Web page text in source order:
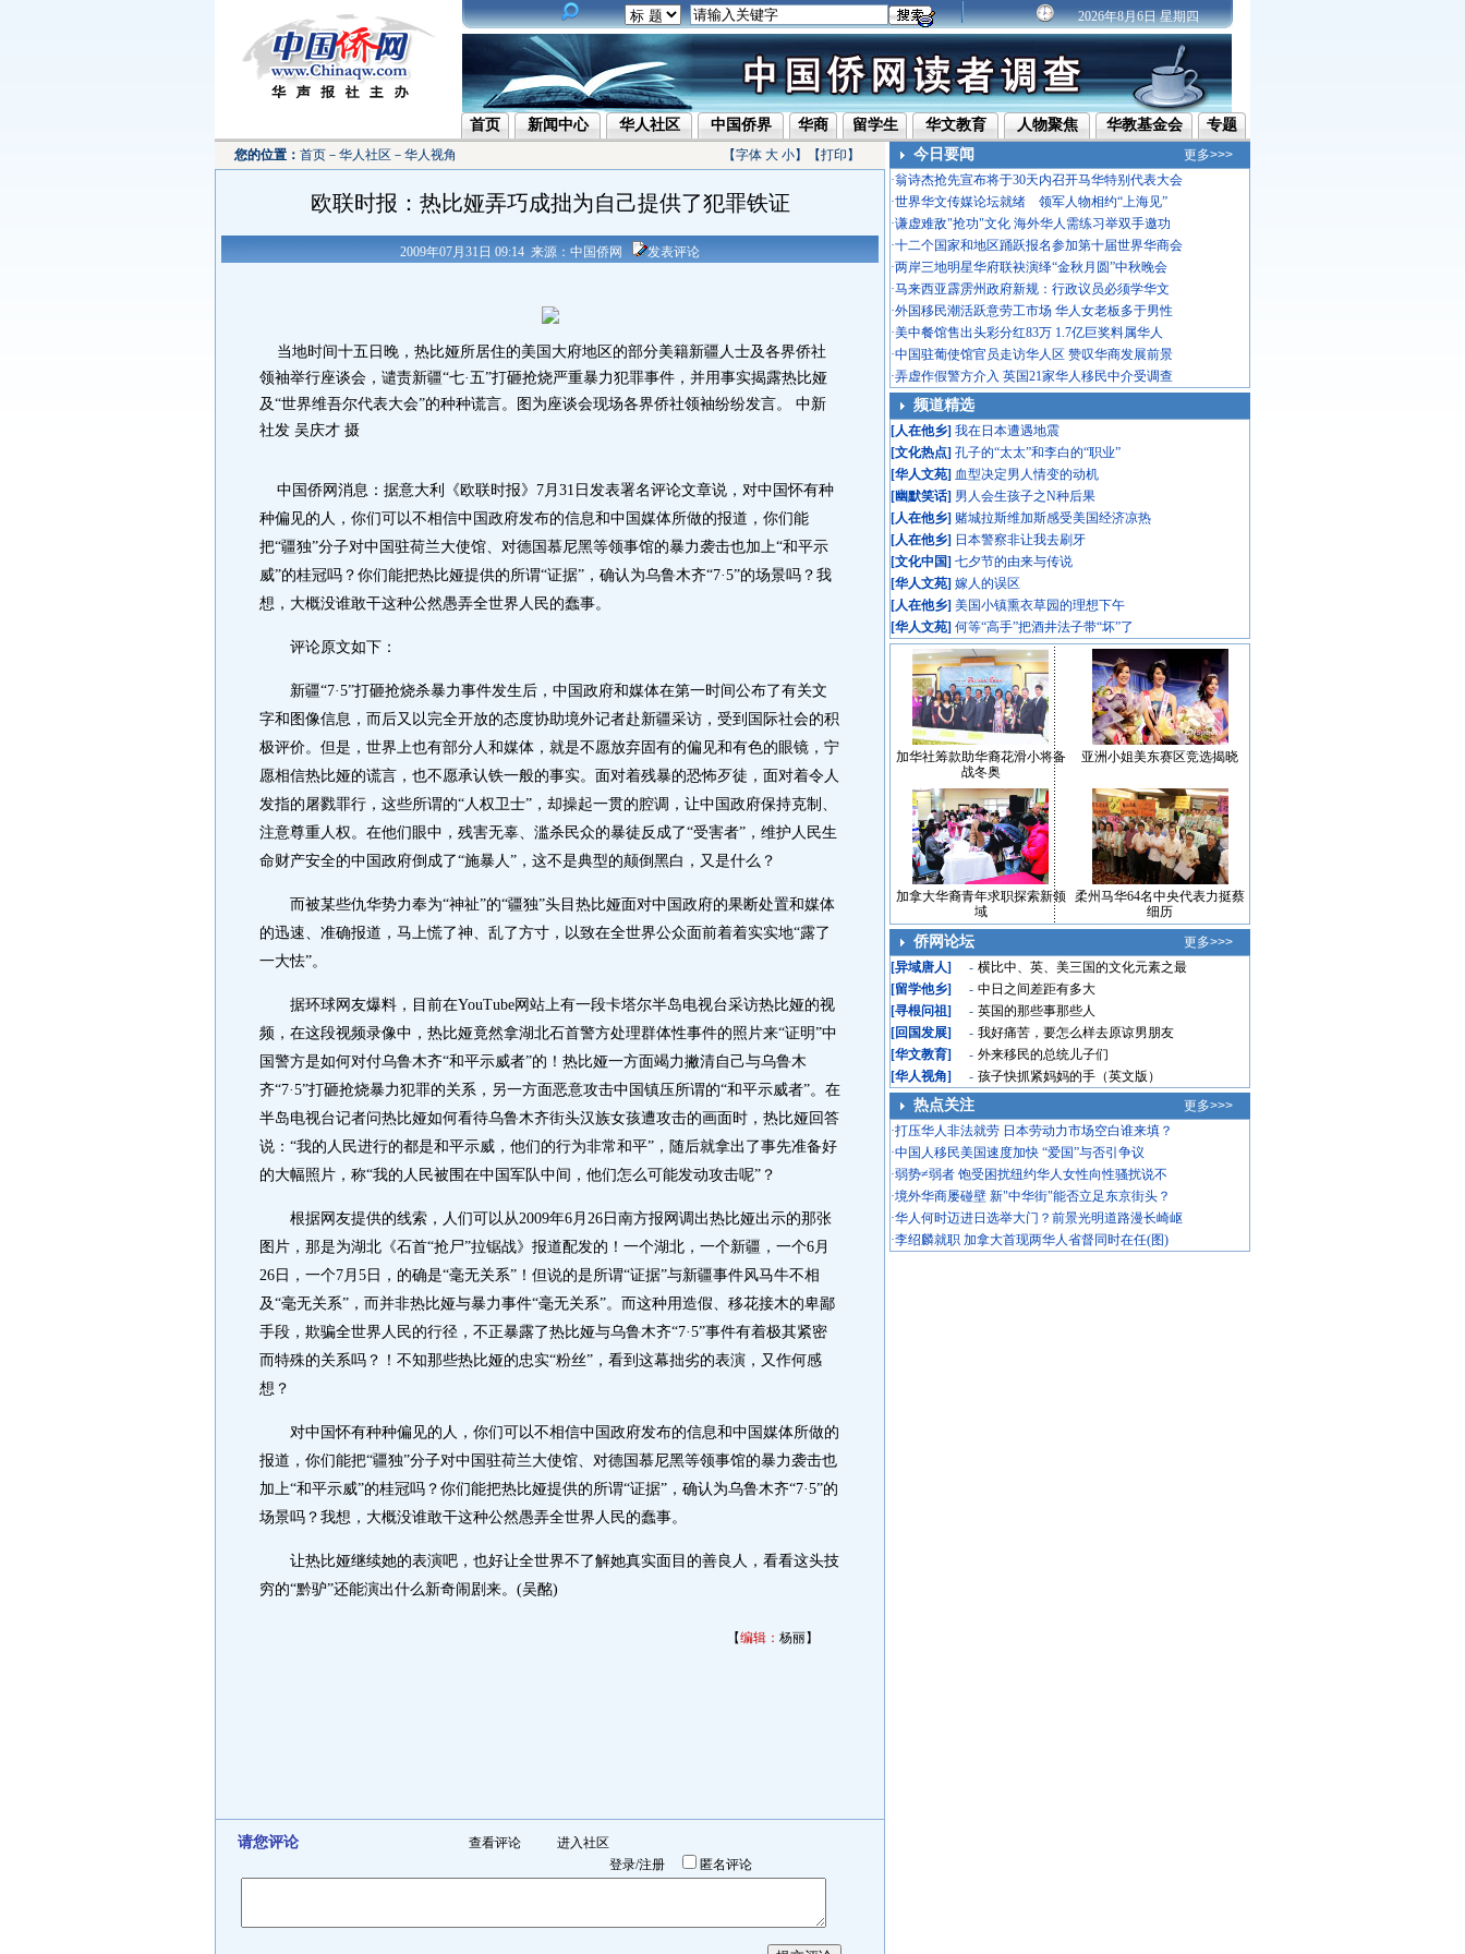
2026年8月6日 星期四
首页 新闻中心 华人社区 中国侨界 华商 留学生 华文教育 人物聚焦 华教基金会 专题
您的位置： 首页 － 华人社区 － 华人视角 【字体 大 小】【打印 】
欧联时报：热比娅弄巧成拙为自己提供了犯罪铁证
2009年07月31日 09:14 来源：中国侨网 发表评论
当地时间十五日晚，热比娅所居住的美国大府地区的部分美籍新疆人士及各界侨社
领袖举行座谈会，谴责新疆“七·五”打砸抢烧严重暴力犯罪事件，并用事实揭露热比娅
及“世界维吾尔代表大会”的种种谎言。图为座谈会现场各界侨社领袖纷纷发言。 中新
社发 吴庆才 摄
中国侨网消息：据意大利《欧联时报》7月31日发表署名评论文章说，对中国怀有种
种偏见的人，你们可以不相信中国政府发布的信息和中国媒体所做的报道，你们能
把“疆独”分子对中国驻荷兰大使馆、对德国慕尼黑等领事馆的暴力袭击也加上“和平示
威”的桂冠吗？你们能把热比娅提供的所谓“证据”，确认为乌鲁木齐“7·5”的场景吗？我
想，大概没谁敢干这种公然愚弄全世界人民的蠢事。
评论原文如下：
新疆“7·5”打砸抢烧杀暴力事件发生后，中国政府和媒体在第一时间公布了有关文
字和图像信息，而后又以完全开放的态度协助境外记者赴新疆采访，受到国际社会的积
极评价。但是，世界上也有部分人和媒体，就是不愿放弃固有的偏见和有色的眼镜，宁
愿相信热比娅的谎言，也不愿承认铁一般的事实。面对着残暴的恐怖歹徒，面对着令人
发指的屠戮罪行，这些所谓的“人权卫士”，却操起一贯的腔调，让中国政府保持克制、
注意尊重人权。在他们眼中，残害无辜、滥杀民众的暴徒反成了“受害者”，维护人民生
命财产安全的中国政府倒成了“施暴人”，这不是典型的颠倒黑白，又是什么？
而被某些仇华势力奉为“神祉”的“疆独”头目热比娅面对中国政府的果断处置和媒体
的迅速、准确报道，马上慌了神、乱了方寸，以致在全世界公众面前着着实实地“露了
一大怯”。
据环球网友爆料，目前在YouTube网站上有一段卡塔尔半岛电视台采访热比娅的视
频，在这段视频录像中，热比娅竟然拿湖北石首警方处理群体性事件的照片来“证明”中
国警方是如何对付乌鲁木齐“和平示威者”的！热比娅一方面竭力撇清自己与乌鲁木
齐“7·5”打砸抢烧暴力犯罪的关系，另一方面恶意攻击中国镇压所谓的“和平示威者”。在
半岛电视台记者问热比娅如何看待乌鲁木齐街头汉族女孩遭攻击的画面时，热比娅回答
说：“我的人民进行的都是和平示威，他们的行为非常和平”，随后就拿出了事先准备好
的大幅照片，称“我的人民被围在中国军队中间，他们怎么可能发动攻击呢”？
根据网友提供的线索，人们可以从2009年6月26日南方报网调出热比娅出示的那张
图片，那是为湖北《石首“抢尸”拉锯战》报道配发的！一个湖北，一个新疆，一个6月
26日，一个7月5日，的确是“毫无关系”！但说的是所谓“证据”与新疆事件风马牛不相
及“毫无关系”，而并非热比娅与暴力事件“毫无关系”。而这种用造假、移花接木的卑鄙
手段，欺骗全世界人民的行径，不正暴露了热比娅与乌鲁木齐“7·5”事件有着极其紧密
而特殊的关系吗？！不知那些热比娅的忠实“粉丝”，看到这幕拙劣的表演，又作何感
想？
对中国怀有种种偏见的人，你们可以不相信中国政府发布的信息和中国媒体所做的
报道，你们能把“疆独”分子对中国驻荷兰大使馆、对德国慕尼黑等领事馆的暴力袭击也
加上“和平示威”的桂冠吗？你们能把热比娅提供的所谓“证据”，确认为乌鲁木齐“7·5”的
场景吗？我想，大概没谁敢干这种公然愚弄全世界人民的蠢事。
让热比娅继续她的表演吧，也好让全世界不了解她真实面目的善良人，看看这头技
穷的“黔驴”还能演出什么新奇闹剧来。(吴酩)
【编辑： 杨丽】
请您评论 查看评论
进入社区
登录/注册 匿名评论
今日要闻
更多>>>
·翁诗杰抢先宣布将于30天内召开马华特别代表大会
·世界华文传媒论坛就绪 领军人物相约“上海见”
·谦虚难敌"抢功"文化 海外华人需练习举双手邀功
·十二个国家和地区踊跃报名参加第十届世界华商会
·两岸三地明星华府联袂演绎“金秋月圆”中秋晚会
·马来西亚霹雳州政府新规：行政议员必须学华文
·外国移民潮活跃意劳工市场 华人女老板多于男性
·美中餐馆售出头彩分红83万 1.7亿巨奖料属华人
·中国驻葡使馆官员走访华人区 赞叹华商发展前景
·弄虚作假警方介入 英国21家华人移民中介受调查
频道精选
[人在他乡] 我在日本遭遇地震
[文化热点] 孔子的“太太”和李白的“职业”
[华人文苑] 血型决定男人情变的动机
[幽默笑话] 男人会生孩子之N种后果
[人在他乡] 赌城拉斯维加斯感受美国经济凉热
[人在他乡] 日本警察非让我去刷牙
[文化中国] 七夕节的由来与传说
[华人文苑] 嫁人的误区
[人在他乡] 美国小镇熏衣草园的理想下午
[华人文苑] 何等“高手”把酒井法子带“坏”了
加华社筹款助华裔花滑小将备
战冬奥
亚洲小姐美东赛区竞选揭晓
加拿大华裔青年求职探索新领
域
柔州马华64名中央代表力挺蔡
细历
侨网论坛
更多>>>
[异域唐人]
[留学他乡]
[寻根问祖]
[回国发展]
[华文教育]
[华人视角]
- 横比中、英、美三国的文化元素之最
- 中日之间差距有多大
- 英国的那些事那些人
- 我好痛苦，要怎么样去原谅男朋友
- 外来移民的总统儿子们
- 孩子快抓紧妈妈的手（英文版）
热点关注
更多>>>
·打压华人非法就劳 日本劳动力市场空白谁来填？
·中国人移民美国速度加快 “爱国”与否引争议
·弱势≠弱者 饱受困扰纽约华人女性向性骚扰说不
·境外华商屡碰壁 新"中华街"能否立足东京街头？
·华人何时迈进日选举大门？前景光明道路漫长崎岖
·李绍麟就职 加拿大首现两华人省督同时在任(图)